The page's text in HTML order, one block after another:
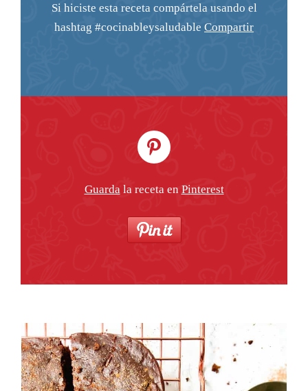
Si hiciste esta receta compártela usando el
hashtag #cocinableysaludable Compartir
Guardala receta en Pinterest